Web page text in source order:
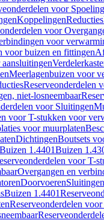
voor
KoppelingenReducties
voor
voor
voor buizen en fittingen
Meerlagenbuizen voor
Reserveonderdelen
niet-losneembaar
voor Sluitingen
voor T-stukken voor
voor muurplaten
DichtingenBoutsets
1.4401Buizen
voor T-
Overgangen en
DoorvoerenSluitingen
Buizen 1.4401
Reserveonderdelen